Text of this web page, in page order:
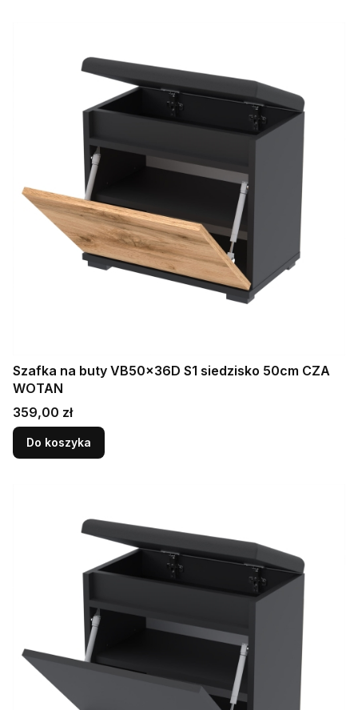
Szafka na buty VB50x36D S1 siedzisko 50cm CZA
WOTAN
Cena
359,00 zł
Do koszyka